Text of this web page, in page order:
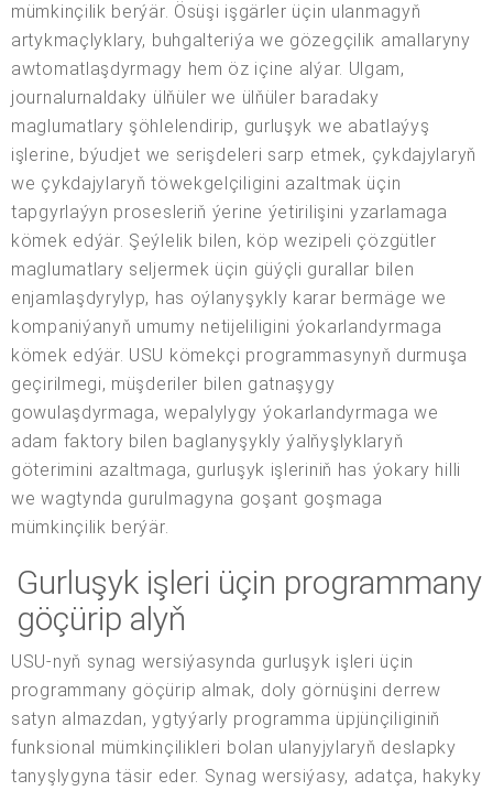
mümkinçilik berýär. Ösüşi işgärler üçin ulanmagyň
artykmaçlyklary, buhgalteriýa we gözegçilik amallaryny
awtomatlaşdyrmagy hem öz içine alýar. Ulgam,
journalurnaldaky ülňüler we ülňüler baradaky
maglumatlary şöhlelendirip, gurluşyk we abatlaýyş
işlerine, býudjet we serişdeleri sarp etmek, çykdajylaryň
we çykdajylaryň töwekgelçiligini azaltmak üçin
tapgyrlaýyn prosesleriň ýerine ýetirilişini yzarlamaga
kömek edýär. Şeýlelik bilen, köp wezipeli çözgütler
maglumatlary seljermek üçin güýçli gurallar bilen
enjamlaşdyrylyp, has oýlanyşykly karar bermäge we
kompaniýanyň umumy netijeliligini ýokarlandyrmaga
kömek edýär. USU kömekçi programmasynyň durmuşa
geçirilmegi, müşderiler bilen gatnaşygy
gowulaşdyrmaga, wepalylygy ýokarlandyrmaga we
adam faktory bilen baglanyşykly ýalňyşlyklaryň
göterimini azaltmaga, gurluşyk işleriniň has ýokary hilli
we wagtynda gurulmagyna goşant goşmaga
mümkinçilik berýär.
Gurluşyk işleri üçin programmany
göçürip alyň
USU-nyň synag wersiýasynda gurluşyk işleri üçin
programmany göçürip almak, doly görnüşini derrew
satyn almazdan, ygtyýarly programma üpjünçiliginiň
funksional mümkinçilikleri bolan ulanyjylaryň deslapky
tanyşlygyna täsir eder. Synag wersiýasy, adatça, hakyky